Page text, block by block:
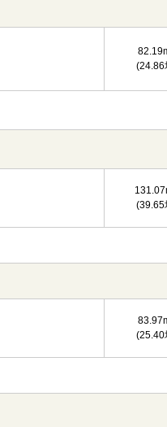
(24.86
(39.65
(25.40